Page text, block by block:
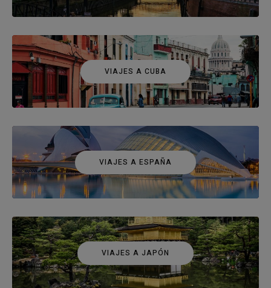
VIAJES A CUBA
VIAJES A ESPAÑA
VIAJES A JAPÓN